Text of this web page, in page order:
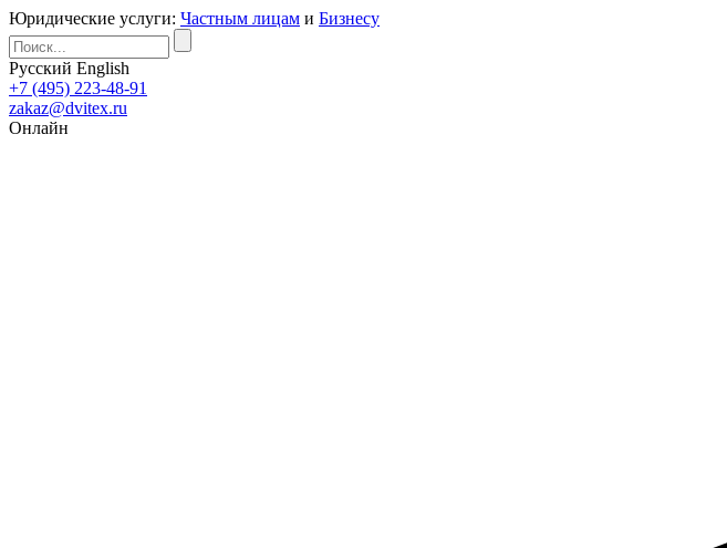
Юридические услуги: Частным лицам и Бизнесу
Русский English
+7 (495) 223-48-91
zakaz@dvitex.ru
Онлайн